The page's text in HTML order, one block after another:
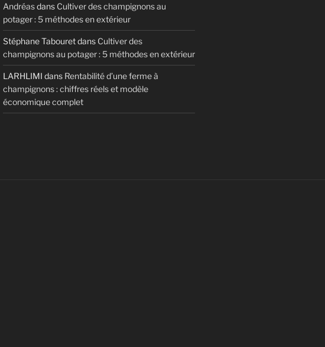
Andréasdans Cultiver des champignons au
potager : 5 méthodes en extérieur
Stéphane Tabouretdans Cultiver des
champignons au potager : 5 méthodes en extérieur
LARHLIMI dans Rentabilité d’une ferme à
champignons : chiffres réels et modèle
économique complet